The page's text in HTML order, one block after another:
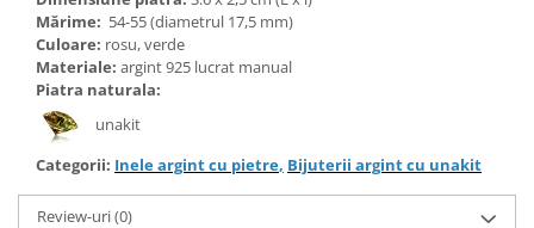
Mărime: 54-55 (diametrul 17,5 mm)
Culoare: rosu, verde
Materiale: argint 925 lucrat manual
Piatra naturala:
unakit
Categorii: Inele argint cu pietre, Bijuterii argint cu unakit
Review-uri(0)